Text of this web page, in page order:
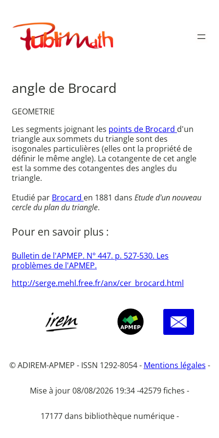
contenu
Publimath
angle de Brocard
GEOMETRIE
Les segments joignant les points de Brocard d'un
triangle aux sommets du triangle sont des
isogonales particulières (elles ont la propriété de
définir le même angle). La cotangente de cet angle
est la somme des cotangentes des angles du
triangle.
Etudié par Brocard en 1881 dans Etude d'un nouveau
cercle du plan du triangle.
Pour en savoir plus :
Bulletin de l'APMEP. N° 447. p. 527-530. Les
problèmes de l'APMEP.
http://serge.mehl.free.fr/anx/cer_brocard.html
© ADIREM-APMEP - ISSN 1292-8054 - Mentions légales -
Mise à jour 08/08/2026 19:34 -42579 fiches -
17177 dans bibliothèque numérique -